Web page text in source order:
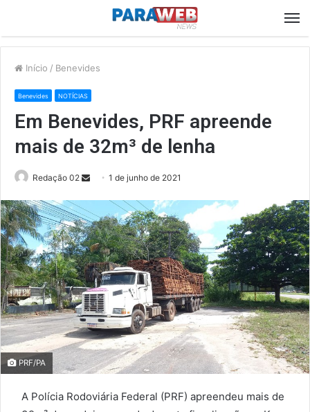
Início / Benevides
Benevides NOTÍCIAS
Em Benevides, PRF apreende
mais de 32m³ de lenha
Redação 02
Send
email
1 de junho de 2021
PRF/PA
A Polícia Rodoviária Federal (PRF) apreendeu mais de